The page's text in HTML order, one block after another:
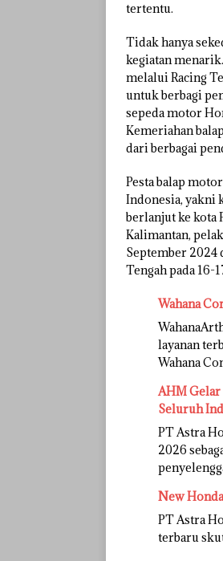
tertentu.
Tidak hanya
kegiatan
melalui Racing
untuk berbagi
sepeda motor
Kemeriahan
dari berbagai
Pesta balap
Indonesia, yakni
berlanjut ke kota
Kalimantan,
September 2024
Tengah pada 16-
Wahana
layanan
Wahana
AHM Gelar
Seluruh
PT Astra
2026
New
PT Astra
terbaru